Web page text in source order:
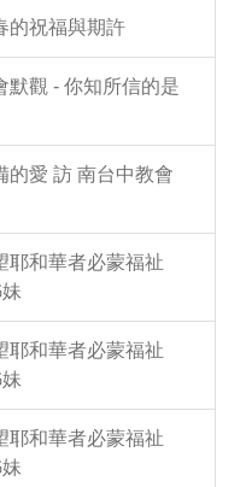
的祝福與期許
默觀 - 你知所信的是
的愛 訪 南台中教會
耶和華者必蒙福祉
耶和華者必蒙福祉
耶和華者必蒙福祉